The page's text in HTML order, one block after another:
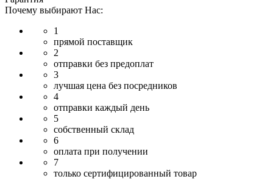
Почему выбирают Нас:
1
прямой поставщик
2
отправки без предоплат
3
лучшая цена без посредников
4
отправки каждый день
5
собственный склад
6
оплата при получении
7
только сертифицированный товар